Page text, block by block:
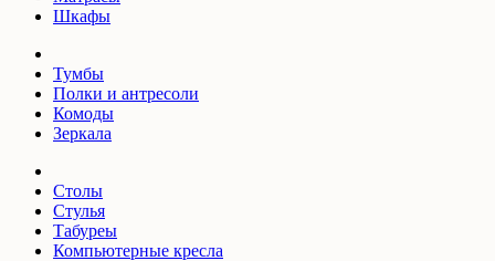
Шкафы
Тумбы
Полки и антресоли
Комоды
Зеркала
Столы
Стулья
Табуреы
Компьютерные кресла